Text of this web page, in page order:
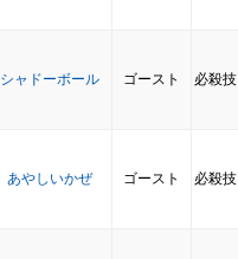
シャドーボール ゴースト 必殺技
あやしいかぜ ゴースト 必殺技